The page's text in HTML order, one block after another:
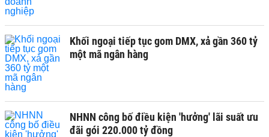
Khối ngoại tiếp tục gom DMX, xả gần 360 tỷ
một mã ngân hàng
NHNN công bố điều kiện 'hưởng' lãi suất ưu
đãi gói 220.000 tỷ đồng